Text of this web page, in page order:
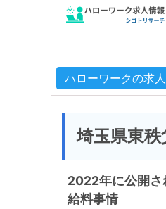
ハローワークの求
埼玉県東
2022年に公開さ
給料事情